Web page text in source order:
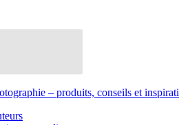
– produits, conseils et